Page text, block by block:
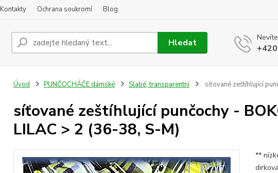
Kontakty Ochrana soukromí Blog
Hledat
Úvod PUNČOCHÁČE dámské Slabé, transparentní síťované zeštíhlující
síťované zeštíhlující punčochy -
LILAC > 2 (36-38, S-M)
**